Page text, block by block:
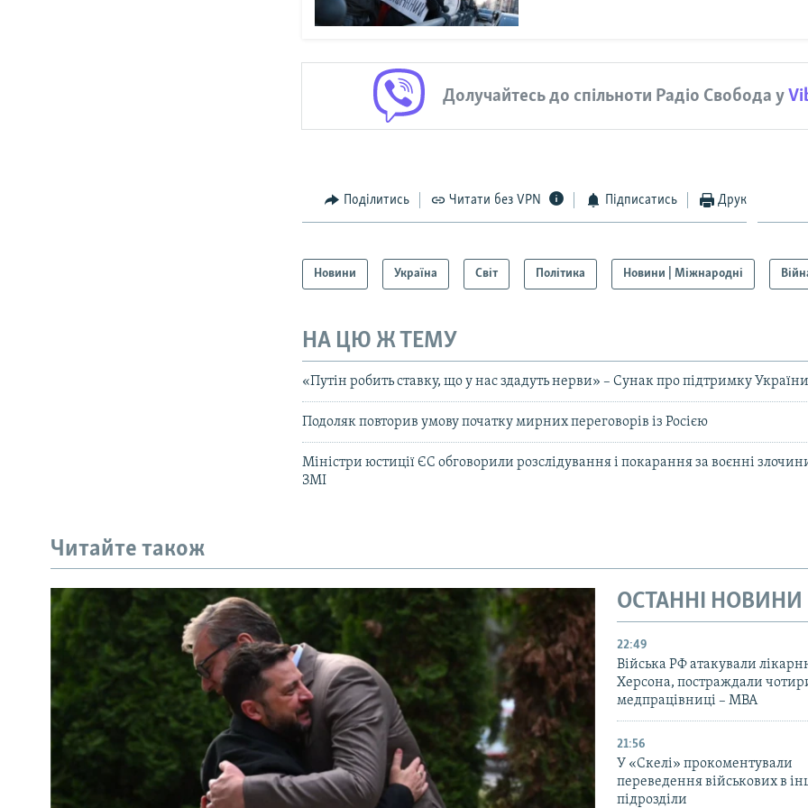
Долучайтесь до спільноти Радіо Свобода у
Поділитись Читати без VPN Підписатись Друк
Новини Україна Світ Політика Новини | Міжнародні
НА ЦЮ Ж ТЕМУ
«Путін робить ставку, що у нас здадуть нерви» – Сунак про підтримку України
Подоляк повторив умову початку мирних переговорів із Росією
Міністри юстиції ЄС обговорили розслідування і покарання за воєнні
ЗМІ
Читайте також
ОСТАННІ НОВИНИ
22:49
Війська РФ атакували
Херсона, постраждали
медпрацівниці – МВА
21:56
У «Скелі» прокоментували
переведення військових в
підрозділи